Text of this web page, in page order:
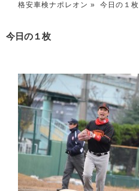
格安車検ナポレオン » 今日の１枚
今日の１枚